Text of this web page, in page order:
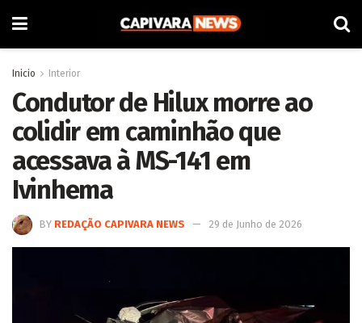
Inicio Interior
Condutor de Hilux morre ao
colidir em caminhão que
acessava à MS-141 em
Ivinhema
BY REDAÇÃO CAPIVARA NEWS 29 de Junho de 2026